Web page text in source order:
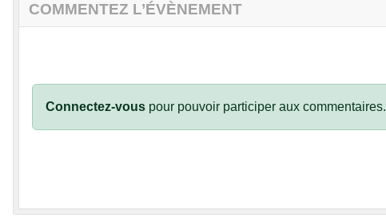
COMMENTEZ L’ÉVÈNEMENT
Connectez-vous pour pouvoir participer aux commentaires.